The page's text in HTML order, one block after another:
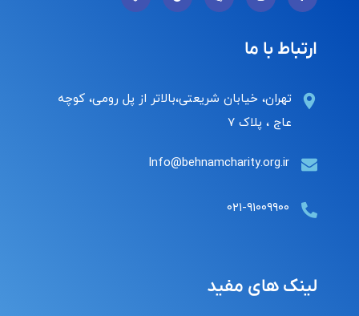
ارتباط با ما
تهران، خیابان شریعتی،بالاتر از پل رومی، کوچه
عاج ، پلاک ۷
Info@behnamcharity.org.ir
۰۲۱-۹۱۰۰۹۹۰۰
لینک های مفید